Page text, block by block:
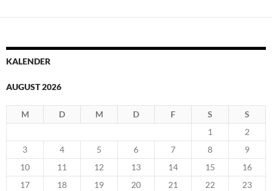
KALENDER
AUGUST 2026
M D M D F S S
1
2
3
4 5 6 7 8
9
10
11 12 13 14 15
16
17
18 19 20 21 22
23